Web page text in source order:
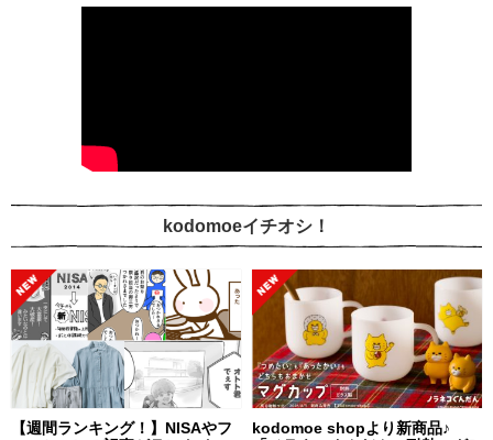
kodomoeイチオシ！
【週間ランキング！】NISAやフ
kodomoe shopより新商品♪